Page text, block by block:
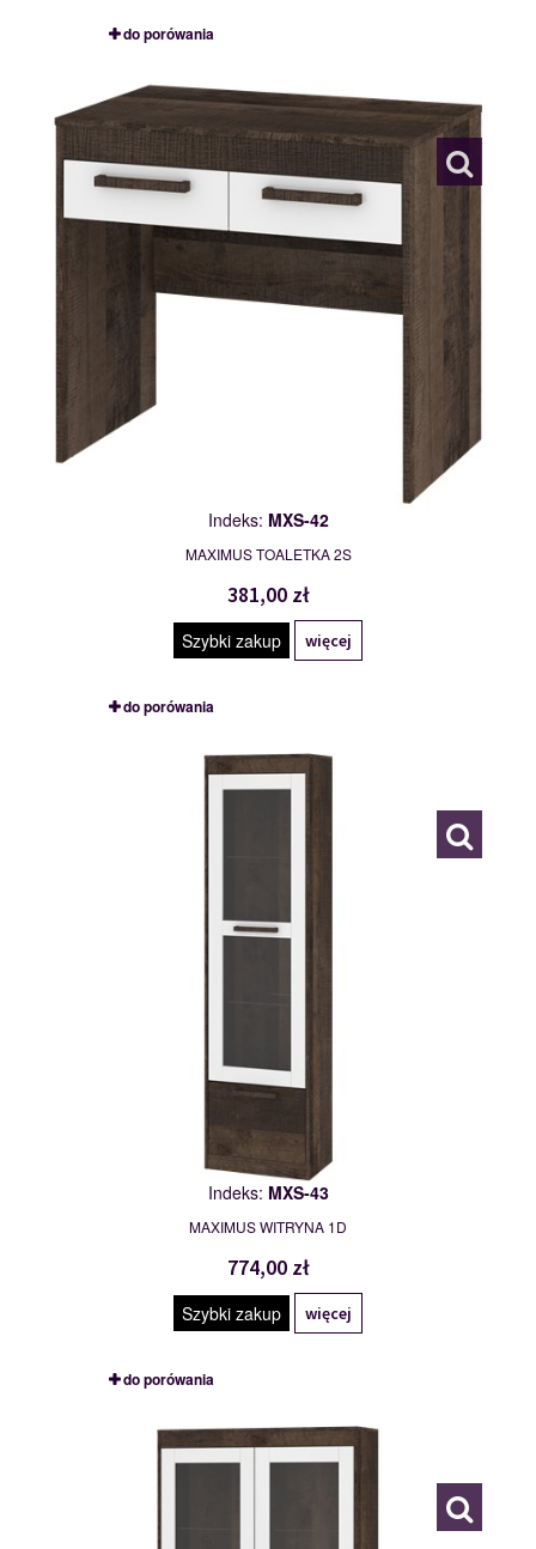
do porówania
MXS-42
117794
Indeks: MXS-42
MAXIMUS TOALETKA 2S
381,00 zł
Szybki zakup więcej
do porówania
Indeks: MXS-43
MAXIMUS WITRYNA 1D
774,00 zł
Szybki zakup więcej
do porówania
MXS-44
117797